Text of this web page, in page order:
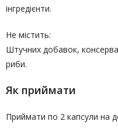
інгредієнти.
Не містить:
Штучних добавок,
риби.
Як приймати
Приймати по 2 капсули на